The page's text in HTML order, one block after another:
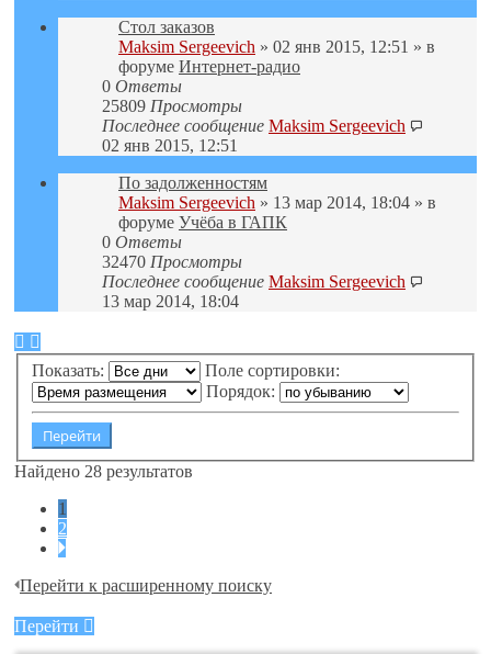
Стол заказов
Maksim Sergeevich » 02 янв 2015, 12:51 » в
форуме Интернет-радио
0 Ответы
25809 Просмотры
Последнее сообщение Maksim Sergeevich
02 янв 2015, 12:51
По задолженностям
Maksim Sergeevich » 13 мар 2014, 18:04 » в
форуме Учёба в ГАПК
0 Ответы
32470 Просмотры
Последнее сообщение Maksim Sergeevich
13 мар 2014, 18:04
Показать:
Поле сортировки:
Порядок:
Найдено 28 результатов
1
2
След.
Перейти к расширенному поиску
Перейти